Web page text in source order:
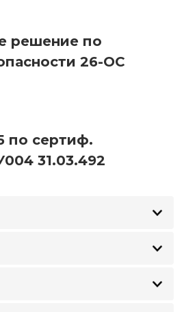
решение по
26-ОС
по сертиф.
31.03.492